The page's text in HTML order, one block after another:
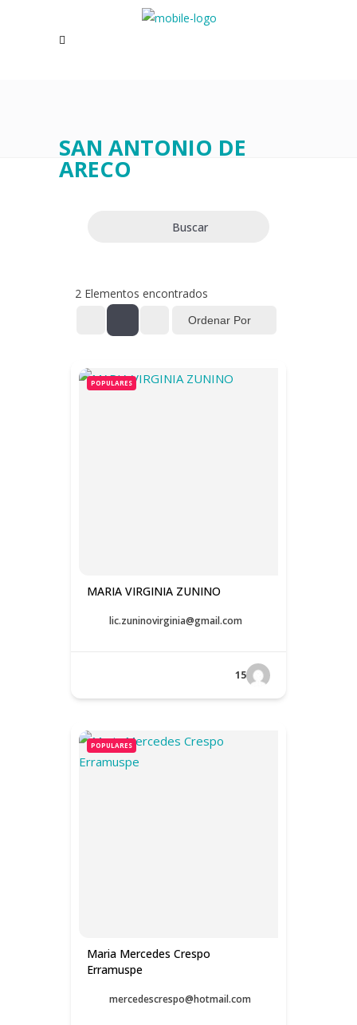
SAN ANTONIO DE
ARECO
Buscar
2 Elementos encontrados
Ordenar Por
POPULARES
MARIA VIRGINIA ZUNINO
lic.zuninovirginia@gmail.com
15
POPULARES
Maria Mercedes Crespo
Erramuspe
mercedescrespo@hotmail.com